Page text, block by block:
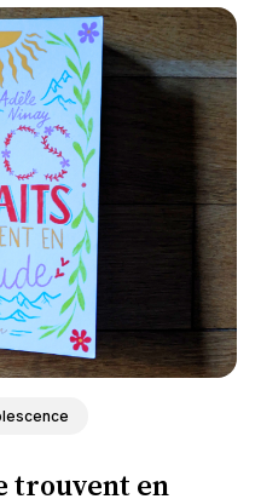
rappelle avec
chemins pour
trouvent en